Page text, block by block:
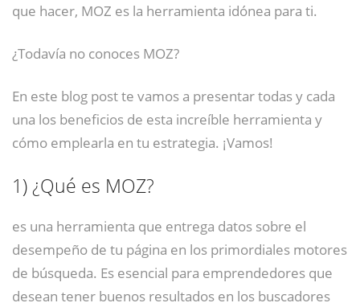
que hacer, MOZ es la herramienta idónea para ti.
¿Todavía no conoces MOZ?
En este blog post te vamos a presentar todas y cada
una los beneficios de esta increíble herramienta y
cómo emplearla en tu estrategia. ¡Vamos!
1)¿Qué es MOZ?
es una herramienta que entrega datos sobre el
desempeño de tu página en los primordiales motores
de búsqueda. Es esencial para emprendedores que
desean tener buenos resultados en los buscadores